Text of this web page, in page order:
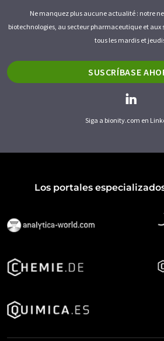
Ne manquez plus aucune actualité : notre
biotechnologies, au secteur pharmaceutique et aux
tous les mardis et
SUSCRÍBASE
Siga a bionity.com en
Los portales